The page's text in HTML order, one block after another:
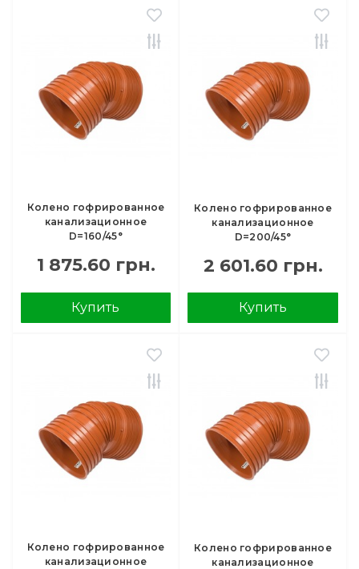
Колено гофрированное
канализационное
D=160/45°
1 875.60 грн.
Купить
Колено гофрированное
канализационное
D=200/45°
2 601.60 грн.
Купить
Колено гофрированное
канализационное
Колено гофрированное
канализационное